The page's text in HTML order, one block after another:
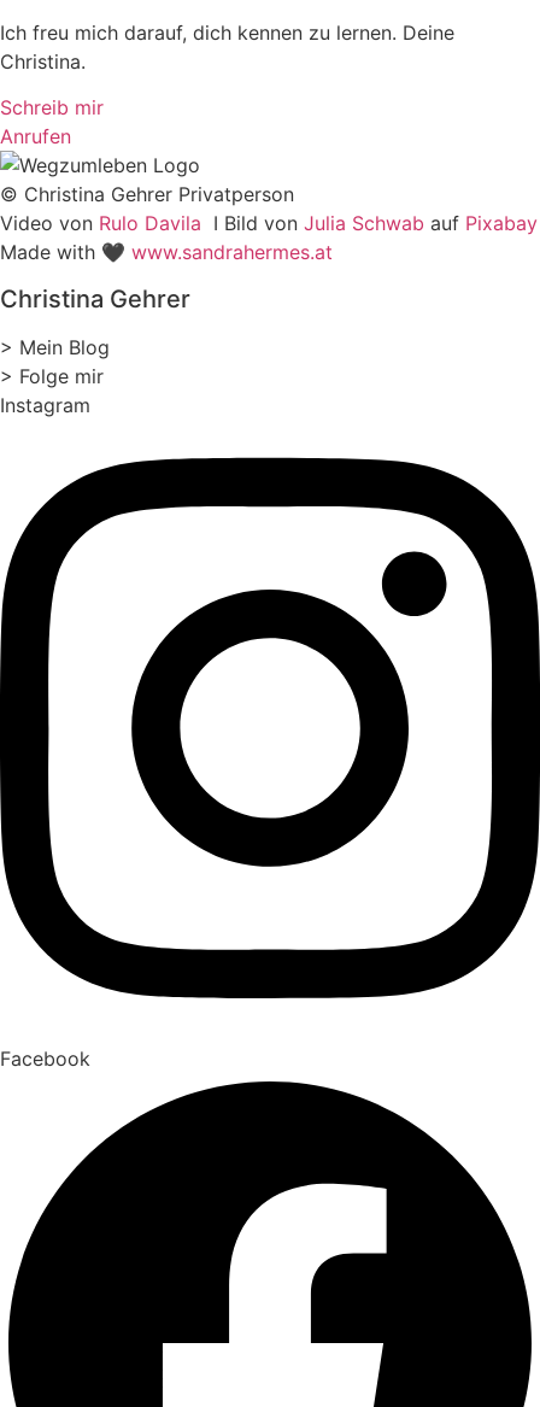
Ich freu mich darauf, dich kennen zu lernen. Deine
Christina.
Schreib mir
Anrufen
© Christina Gehrer Privatperson
Video von Rulo Davila I Bild von Julia Schwab auf Pixabay
Made with 🖤 www.sandrahermes.at
Christina Gehrer
> Mein Blog
> Folge mir
Instagram
Facebook